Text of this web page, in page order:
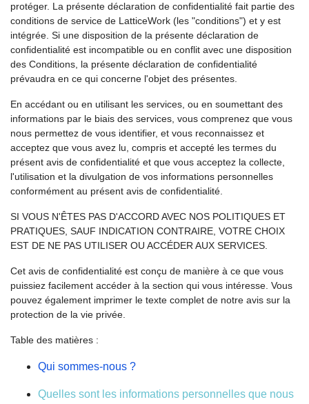
protéger. La présente déclaration de confidentialité fait partie des
conditions de service de LatticeWork (les "conditions") et y est
intégrée. Si une disposition de la présente déclaration de
confidentialité est incompatible ou en conflit avec une disposition
des Conditions, la présente déclaration de confidentialité
prévaudra en ce qui concerne l'objet des présentes.
En accédant ou en utilisant les services, ou en soumettant des
informations par le biais des services, vous comprenez que vous
nous permettez de vous identifier, et vous reconnaissez et
acceptez que vous avez lu, compris et accepté les termes du
présent avis de confidentialité et que vous acceptez la collecte,
l'utilisation et la divulgation de vos informations personnelles
conformément au présent avis de confidentialité.
SI VOUS N'ÊTES PAS D'ACCORD AVEC NOS POLITIQUES ET
PRATIQUES, SAUF INDICATION CONTRAIRE, VOTRE CHOIX
EST DE NE PAS UTILISER OU ACCÉDER AUX SERVICES.
Cet avis de confidentialité est conçu de manière à ce que vous
puissiez facilement accéder à la section qui vous intéresse. Vous
pouvez également imprimer le texte complet de notre avis sur la
protection de la vie privée.
Table des matières :
Qui sommes-nous ?
Quelles sont les informations personnelles que nous